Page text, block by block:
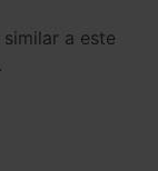
a este
.